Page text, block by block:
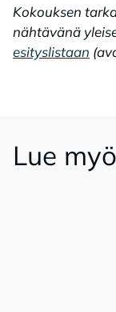
Kokouksen
nähtävänä
esityslistaan
Lue